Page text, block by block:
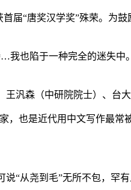
届“唐奖汉学奖”殊荣。为
也陷于一种完全的迷失
汎森（中研院院士）、台
也是近代用中文写作最常
“从尧到毛”无所不包，罕